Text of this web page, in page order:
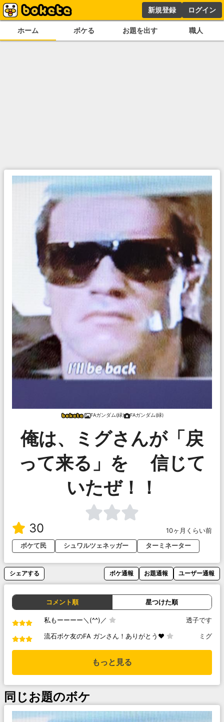
新規登録 ログイン
ホーム ボケる お題を出す 職人
FAガンダム(緑) FAガンダム(緑)
俺は、ミグさんが「戻
って来る」を 信じて
いたぜ！！
30
10ヶ月くらい前
ボケて民
シュワルツェネッガー ターミネーター
シェアする ボケ通報 お題通報 ユーザー通報
コメント順 星つけた順
私もーーーー＼(^^)／ 透子です
流石ボケ友のFA ガンさん！ありがとう♥️ ミグ
もっと見る
同じお題のボケ